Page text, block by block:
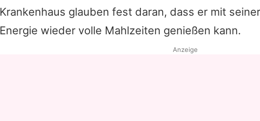
Krankenhaus glauben fest daran, dass er mit
Energie wieder volle Mahlzeiten genießen kann.
Anzeige